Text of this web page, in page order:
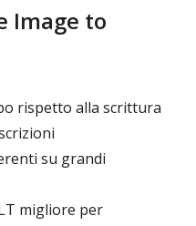
Image to
rispetto alla scrittura
su grandi
migliore per